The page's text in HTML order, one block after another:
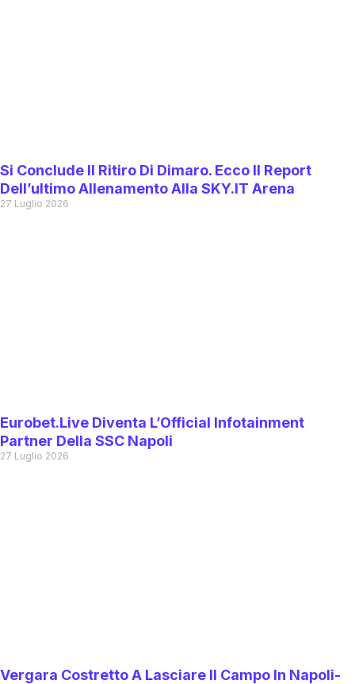
Si Conclude Il Ritiro Di Dimaro. Ecco Il Report
Dell’ultimo Allenamento Alla SKY.IT Arena
27 Luglio 2026
Eurobet.live Diventa L’Official Infotainment
Partner Della SSC Napoli
27 Luglio 2026
Vergara Costretto A Lasciare Il Campo In Napoli-